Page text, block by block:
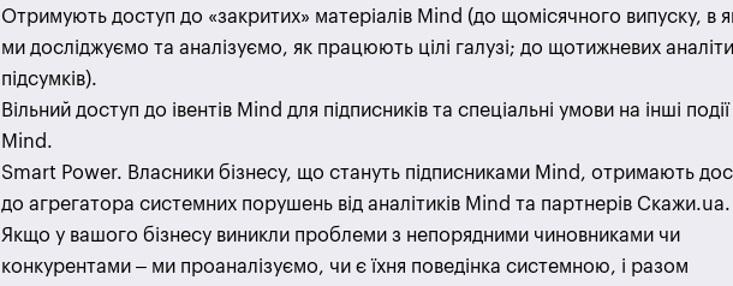
Отримують доступ до «закритих» матеріалів Mind (до щомісячного випуску, в
ми досліджуємо та аналізуємо, як працюють цілі галузі; до щотижневих
підсумків).
Вільний доступ до івентів Mind для підписників та спеціальні умови на інші події
Mind.
Smart Power. Власники бізнесу, що стануть підписниками Mind, отримають
до агрегатора системних порушень від аналітиків Mind та партнерів Cкажи.uа.
Якщо у вашого бізнесу виникли проблеми з непорядними чиновниками чи
конкурентами – ми проаналізуємо, чи є їхня поведінка системною, і разом